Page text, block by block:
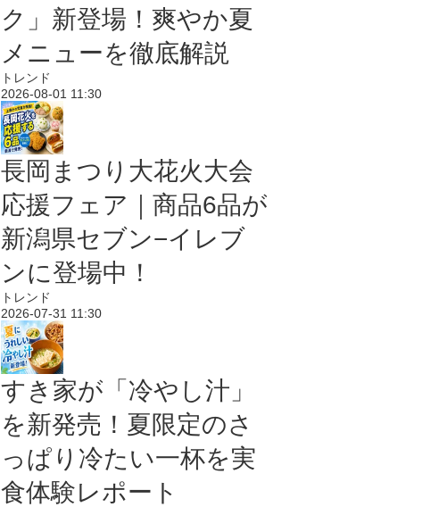
ク」新登場！爽やか夏
メニューを徹底解説
トレンド
2026-08-01 11:30
長岡まつり大花火大会
応援フェア｜商品6品が
新潟県セブン−イレブ
ンに登場中！
トレンド
2026-07-31 11:30
すき家が「冷やし汁」
を新発売！夏限定のさ
っぱり冷たい一杯を実
食体験レポート